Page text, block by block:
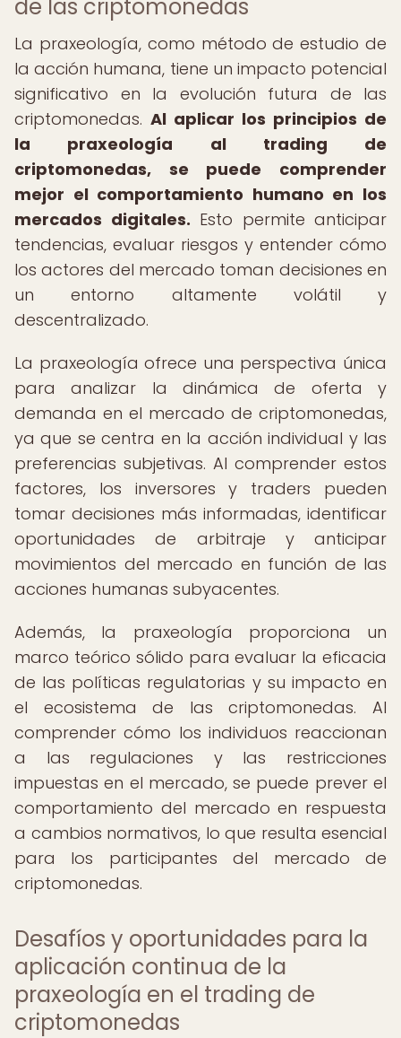
de las criptomonedas
La praxeología, como método de estudio de
la acción humana, tiene un impacto potencial
significativo en la evolución futura de las
criptomonedas. Al aplicar los principios de
la praxeología al trading de
criptomonedas, se puede comprender
mejor el comportamiento humano en los
mercados digitales. Esto permite anticipar
tendencias, evaluar riesgos y entender cómo
los actores del mercado toman decisiones en
un entorno altamente volátil y
descentralizado.
La praxeología ofrece una perspectiva única
para analizar la dinámica de oferta y
demanda en el mercado de criptomonedas,
ya que se centra en la acción individual y las
preferencias subjetivas. Al comprender estos
factores, los inversores y traders pueden
tomar decisiones más informadas, identificar
oportunidades de arbitraje y anticipar
movimientos del mercado en función de las
acciones humanas subyacentes.
Además, la praxeología proporciona un
marco teórico sólido para evaluar la eficacia
de las políticas regulatorias y su impacto en
el ecosistema de las criptomonedas. Al
comprender cómo los individuos reaccionan
a las regulaciones y las restricciones
impuestas en el mercado, se puede prever el
comportamiento del mercado en respuesta
a cambios normativos, lo que resulta esencial
para los participantes del mercado de
criptomonedas.
Desafíos y oportunidades para la
aplicación continua de la
praxeología en el trading de
criptomonedas